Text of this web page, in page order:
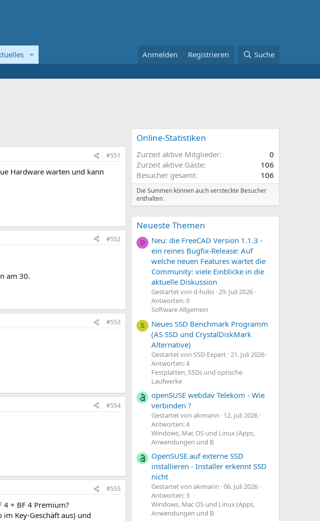
Anmelden Registrieren Suche
#551
Hardware warten und kann
#552
am 30.
#553
#554
#555
+ BF 4 Premium?
Key-Geschäft aus) und
Online-Statistiken
Zurzeit aktive Mitglieder
0
Zurzeit aktive Gäste
106
Besucher gesamt
106
Die Summen können auch versteckte Besucher
enthalten.
Neueste Themen
D
Neu: die FreeCAD Version 1.1.3 -
ein reines Bugfix-Release: Auf
welche neuen Features wartet die
Community: viele Einblicke in die
aktuelle Diskussion
Gestartet von d-hubs 29. Juli 2026
Antworten: 0
Software Allgemein
S
Neues SSD Benchmark Programm
(AS SSD und CrystalDiskMark
Alternative)
Gestartet von SSD-Expert 21. Juli 2026
Antworten: 4
Festplatten, SSDs und optische
Laufwerke
openSUSE webdav Telekom - Wie
verbinden ?
Gestartet von akimann
12. Juli 2026
Antworten: 4
Windows, Mac OS und Linux (Apps,
Anwendungen und B
OpenSUSE auf externe SSD
installieren - Installer erkennt SSD
nicht
Gestartet von akimann 06. Juli 2026
Antworten: 3
Windows, Mac OS und Linux (Apps,
Anwendungen und B